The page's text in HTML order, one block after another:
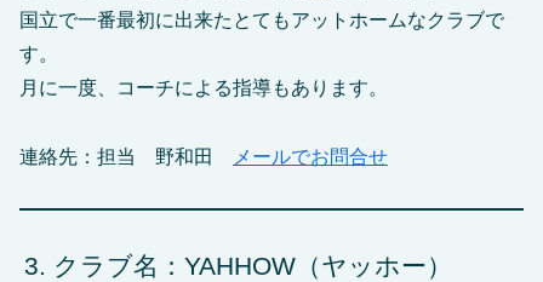
国立で一番最初に出来たとてもアットホームなクラブで
す。
月に一度、コーチによる指導もあります。
連絡先：担当 野和田 メールでお問合せ
クラブ名：YAHHOW（ヤッホー）